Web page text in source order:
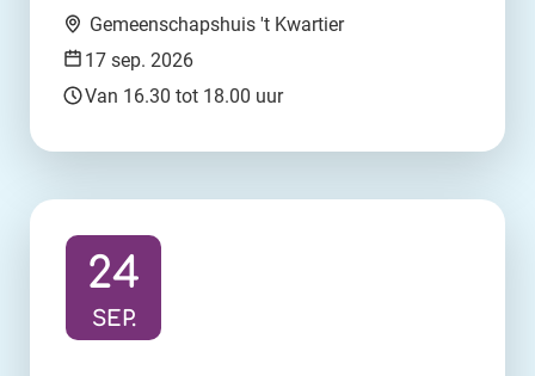
Locatie:
Gemeenschapshuis 't Kwartier
Datum:
17 sep. 2026
Tijd:
Van 16.30 tot 18.00 uur
24
SEP.